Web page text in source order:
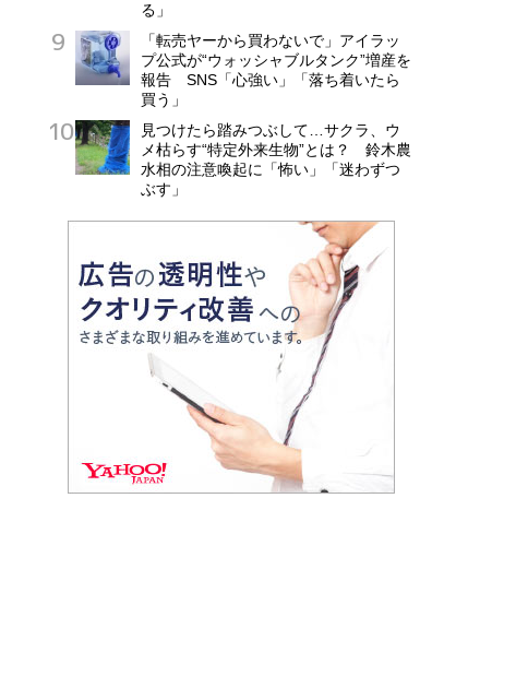
る」
「転売ヤーから買わないで」アイラッ
プ公式が“ウォッシャブルタンク”増産を
報告 SNS「心強い」「落ち着いたら
買う」
見つけたら踏みつぶして…サクラ、ウ
メ枯らす“特定外来生物”とは？ 鈴木農
水相の注意喚起に「怖い」「迷わずつ
ぶす」